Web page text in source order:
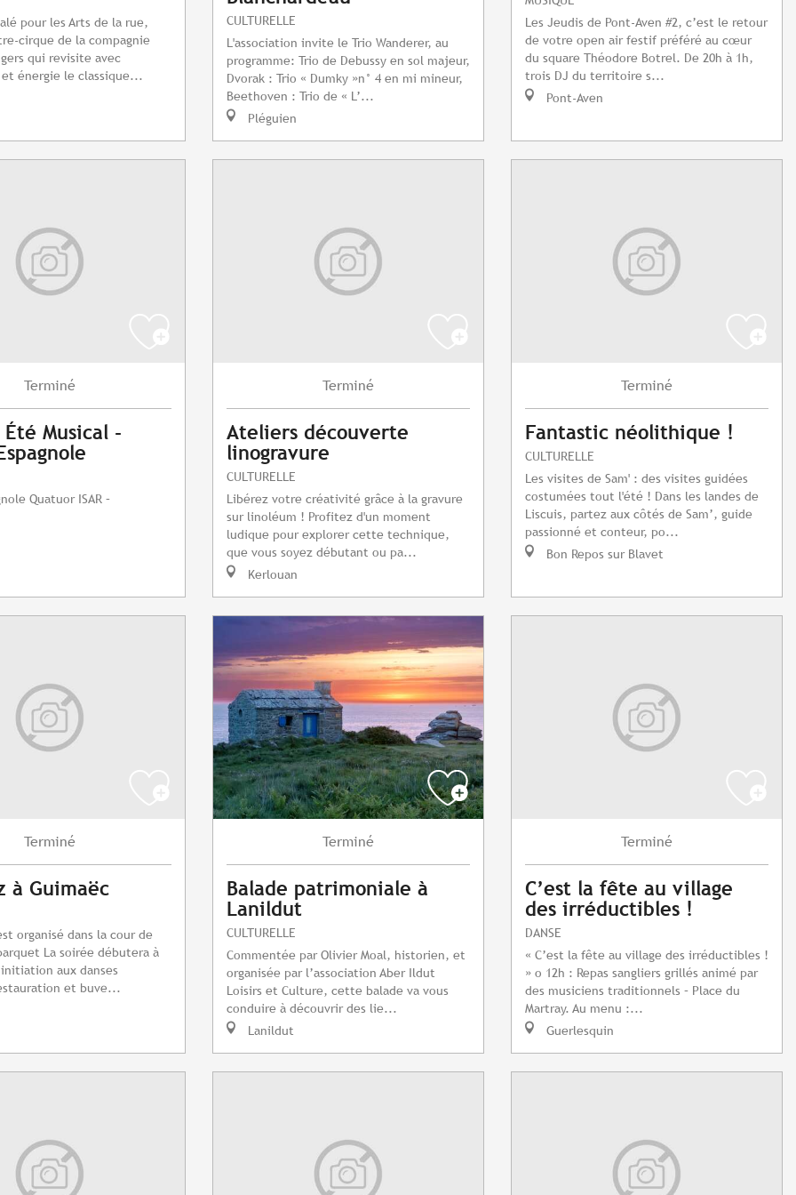
pour les Arts de la rue,
cirque de la compagnie
qui revisite avec
énergie le classique...
CULTURELLE
L'association invite le Trio Wanderer, au
programme: Trio de Debussy en sol majeur,
Dvorak : Trio « Dumky »n° 4 en mi mineur,
Beethoven : Trio de « L’...
Pléguien
Les Jeudis de Pont-Aven #2, c’est le retour
de votre open air festif préféré au cœur
du square Théodore Botrel. De 20h à 1h,
trois DJ du territoire s...
Pont-Aven
Terminé
Musical -
Quatuor ISAR –
Terminé
Ateliers découverte
linogravure
CULTURELLE
Libérez votre créativité grâce à la gravure
sur linoléum ! Profitez d'un moment
ludique pour explorer cette technique,
que vous soyez débutant ou pa...
Kerlouan
Terminé
Fantastic néolithique !
CULTURELLE
Les visites de Sam' : des visites guidées
costumées tout l'été ! Dans les landes de
Liscuis, partez aux côtés de Sam’, guide
passionné et conteur, po...
Bon Repos sur Blavet
Terminé
à Guimaëc
organisé dans la cour de
La soirée débutera à
aux danses
et buve...
Terminé
Balade patrimoniale à
Lanildut
CULTURELLE
Commentée par Olivier Moal, historien, et
organisée par l’association Aber Ildut
Loisirs et Culture, cette balade va vous
conduire à découvrir des lie...
Lanildut
Terminé
C’est la fête au village
des irréductibles !
DANSE
« C’est la fête au village des irréductibles !
» o 12h : Repas sangliers grillés animé par
des musiciens traditionnels – Place du
Martray. Au menu :...
Guerlesquin